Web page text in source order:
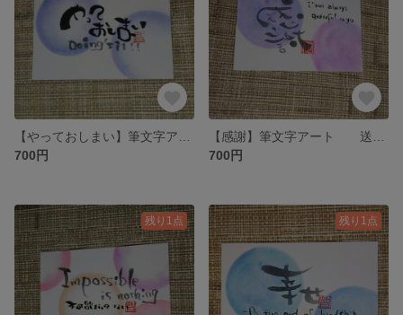
700円
700円
残り1点 残り1点